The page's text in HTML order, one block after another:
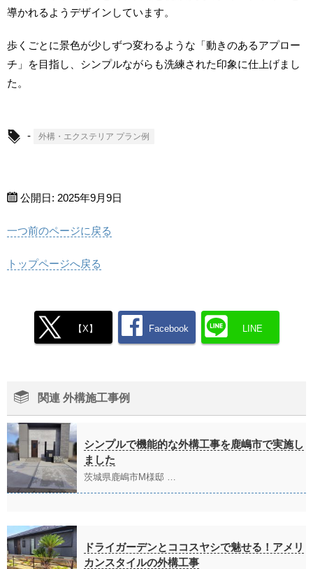
導かれるようデザインしています。
歩くごとに景色が少しずつ変わるような「動きのあるアプロー
チ」を目指し、シンプルながらも洗練された印象に仕上げまし
た。
- 外構・エクステリア プラン例
公開日: 2025年9月9日
一つ前のページに戻る
トップページへ戻る
【X】 Facebook LINE
関連 外構施工事例
シンプルで機能的な外構工事を鹿嶋市で実施し
ました
茨城県鹿嶋市M様邸 …
ドライガーデンとココスヤシで魅せる！アメリ
カンスタイルの外構工事